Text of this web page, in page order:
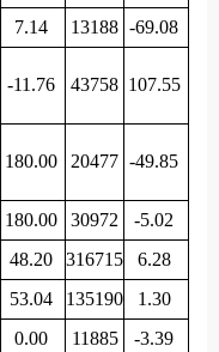
7.14 13188 -69.08
-11.76 43758 107.55
180.00 20477 -49.85
180.00 30972 -5.02
48.20 316715 6.28
53.04 135190 1.30
0.00 11885 -3.39